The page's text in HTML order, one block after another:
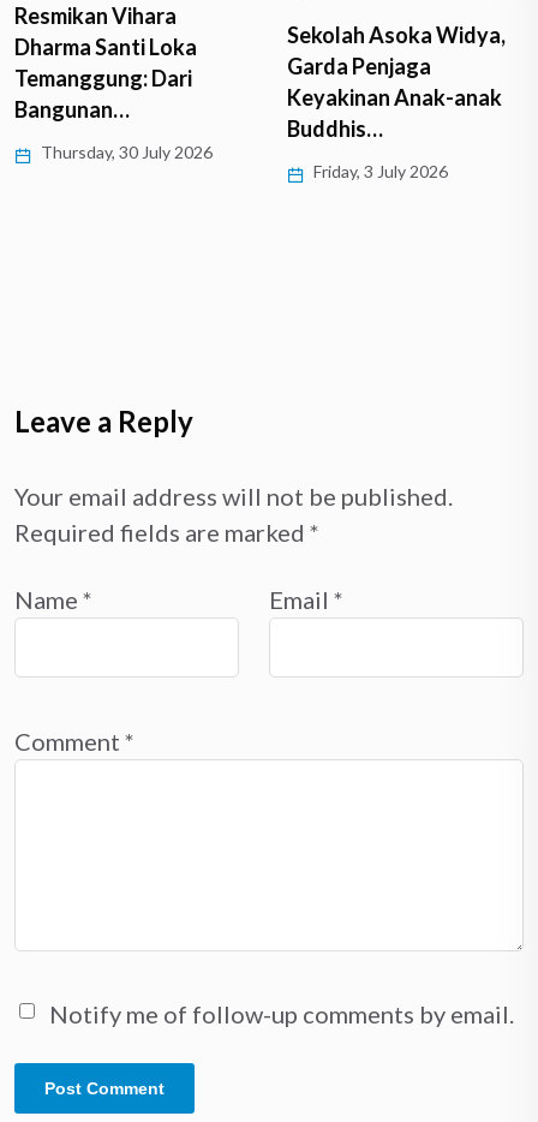
Resmikan Vihara
Dharma Santi Loka
Temanggung: Dari
Bangunan…
Thursday, 30 July 2026
Sekolah Asoka Widya,
Garda Penjaga
Keyakinan Anak-anak
Buddhis…
Friday, 3 July 2026
Leave a Reply
Your email address will not be published.
Required fields are marked *
Name * Email *
Comment *
Notify me of follow-up comments by email.